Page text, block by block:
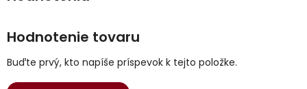
Hodnotenie tovaru
Buďte prvý, kto napíše príspevok k tejto položke.